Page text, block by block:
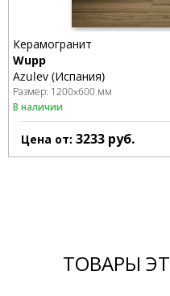
Керамогранит
Wupp
Azulev (Испания)
Размер: 1200x600 мм
В наличии
Цена от: 3233 руб.
ТОВАРЫ